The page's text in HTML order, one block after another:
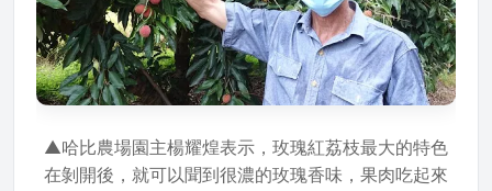
▲哈比農場園主楊耀煌表示，玫瑰紅荔枝最大的特色
在剝開後，就可以聞到很濃的玫瑰香味，果肉吃起來